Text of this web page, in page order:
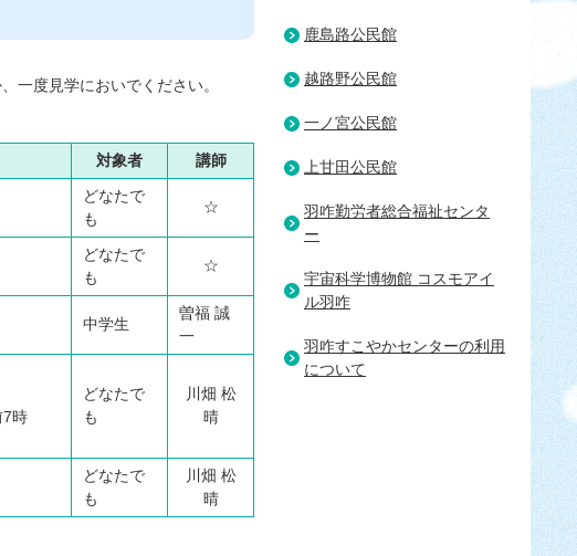
一度見学においでください。
対象者
講師
どなたで
も
☆
どなたで
も
☆
中学生
曽福 誠
一
7時
どなたで
も
川畑 松
晴
どなたで
も
川畑 松
晴
鹿島路公民館
越路野公民館
一ノ宮公民館
上甘田公民館
羽咋勤労者総合福祉センタ
ー
宇宙科学博物館 コスモアイ
ル羽咋
羽咋すこやかセンターの利用
について